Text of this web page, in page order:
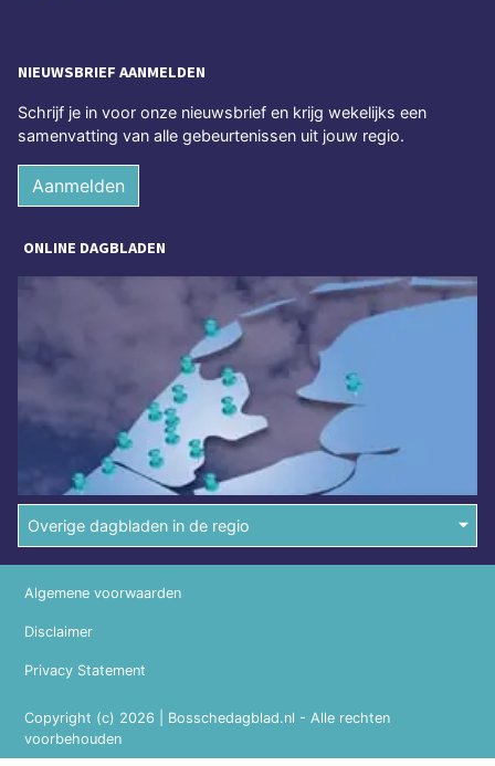
NIEUWSBRIEF AANMELDEN
Schrijf je in voor onze nieuwsbrief en krijg wekelijks een
samenvatting van alle gebeurtenissen uit jouw regio.
Aanmelden
ONLINE DAGBLADEN
Overige dagbladen in de regio
Copyright (c) 2026 | Bosschedagblad.nl - Alle rechten
voorbehouden
Algemene voorwaarden
Disclaimer
Privacy Statement